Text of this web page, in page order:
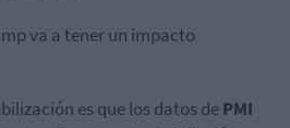
va a tener un impacto
es que los datos dePMI